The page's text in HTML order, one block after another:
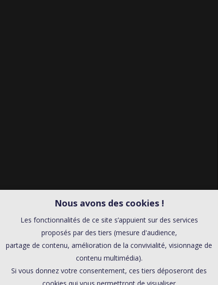
Nous avons des cookies !
Les fonctionnalités de ce site s’appuient sur des services
proposés par des tiers (mesure d'audience,
partage de contenu, amélioration de la convivialité, visionnage de
contenu multimédia).
Si vous donnez votre consentement, ces tiers déposeront des